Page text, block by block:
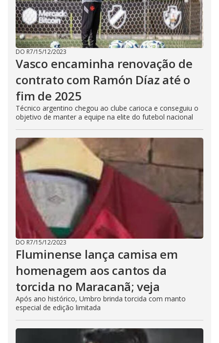
DO R7/15/12/2023
Vasco encaminha renovação de
contrato com Ramón Díaz até o
fim de 2025
Técnico argentino chegou ao clube carioca e conseguiu o
objetivo de manter a equipe na elite do futebol nacional
DO R7/15/12/2023
Fluminense lança camisa em
homenagem aos cantos da
torcida no Maracanã; veja
Após ano histórico, Umbro brinda torcida com manto
especial de edição limitada